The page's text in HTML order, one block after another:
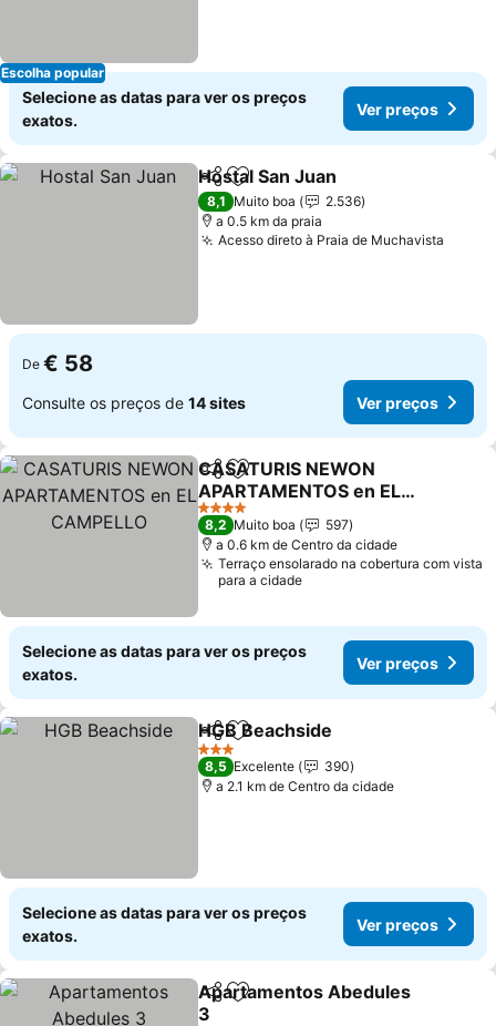
Escolha popular
Selecione as datas para ver os preços
exatos.
Ver preços
PartilharAdicionar aos favoritos
Hostal San Juan
8,1 Muito boa
2.536
a 0.5 km da praia
Acesso direto à Praia de Muchavista
De € 58
Consulte os preços de 14 sites Ver preços
PartilharAdicionar aos favoritos
CASATURIS NEWON
APARTAMENTOS en EL
CAMPELLO
4 Estrelas
8,2 Muito boa
597
a 0.6 km de Centro da cidade
Terraço ensolarado na cobertura com vista
para a cidade
Selecione as datas para ver os preços
exatos.
Ver preços
PartilharAdicionar aos favoritos
HGB Beachside
3 Estrelas
8,5 Excelente
390
a 2.1 km de Centro da cidade
Selecione as datas para ver os preços
exatos.
Ver preços
PartilharAdicionar aos favoritos
Apartamentos Abedules
3